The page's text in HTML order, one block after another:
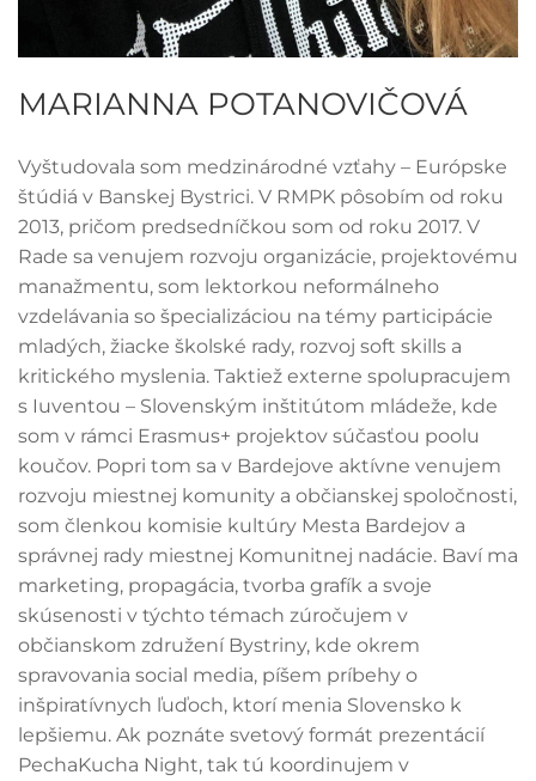
MARIANNA POTANOVIČOVÁ
Vyštudovala som medzinárodné vzťahy – Európske
štúdiá v Banskej Bystrici. V RMPK pôsobím od roku
2013, pričom predsedníčkou som od roku 2017. V
Rade sa venujem rozvoju organizácie, projektovému
manažmentu, som lektorkou neformálneho
vzdelávania so špecializáciou na témy participácie
mladých, žiacke školské rady, rozvoj soft skills a
kritického myslenia. Taktiež externe spolupracujem
s Iuventou – Slovenským inštitútom mládeže, kde
som v rámci Erasmus+ projektov súčasťou poolu
koučov. Popri tom sa v Bardejove aktívne venujem
rozvoju miestnej komunity a občianskej spoločnosti,
som členkou komisie kultúry Mesta Bardejov a
správnej rady miestnej Komunitnej nadácie. Baví ma
marketing, propagácia, tvorba grafík a svoje
skúsenosti v týchto témach zúročujem v
občianskom združení Bystriny, kde okrem
spravovania social media, píšem príbehy o
inšpiratívnych ľuďoch, ktorí menia Slovensko k
lepšiemu. Ak poznáte svetový formát prezentácií
PechaKucha Night, tak tú koordinujem v